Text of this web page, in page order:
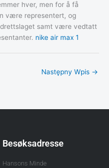
hver, men for å få
være representert, og
samt være vedtatt
nike air max 1
Następny Wpis →
Besøksadresse
Hansons Minde